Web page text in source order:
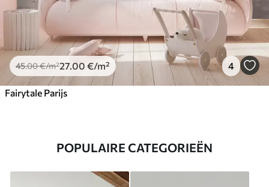
45.00€/m²27 .00 €/m² 4
Fairytale Parijs
POPULAIRE CATEGORIEËN